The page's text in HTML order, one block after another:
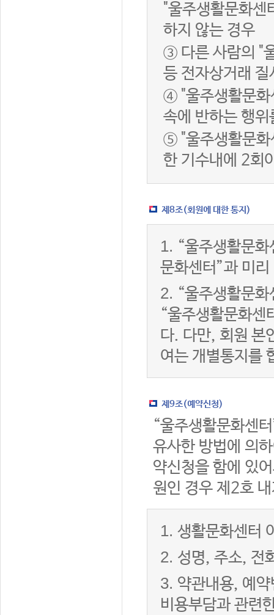
"울주생활문화센
하지 않는 경우
③ 다른 사람의 "
등 전자상거래
④ "울주생활문화
속에 반하는 행
⑤ "울주생활문화
한 기수내에 2회
제8조(회원에 대한 통지)
1. “울주생활문
문화센터”과 미
2. “울주생활문
“울주생활문화센
다. 다만, 회원 본
여는 개별통지를
제9조(예약신청)
“울주생활문화센
유사한 방법에 의
약신청을 함에 있
원인 경우 제2호
1. 생활문화센터
2. 성명, 주소, 전
3. 약관내용, 예
비용부담과 관련